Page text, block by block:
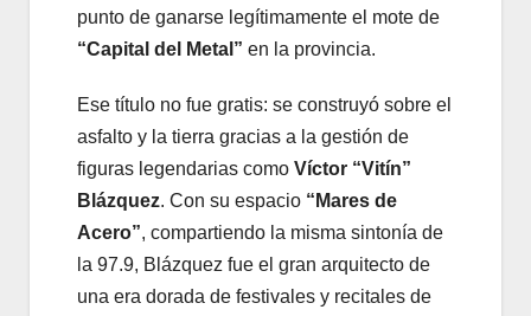
punto de ganarse legítimamente el mote de
“Capital del Metal” en la provincia.
Ese título no fue gratis: se construyó sobre el
asfalto y la tierra gracias a la gestión de
figuras legendarias como Víctor “Vitín”
Blázquez. Con su espacio “Mares de
Acero”, compartiendo la misma sintonía de
la 97.9, Blázquez fue el gran arquitecto de
una era dorada de festivales y recitales de